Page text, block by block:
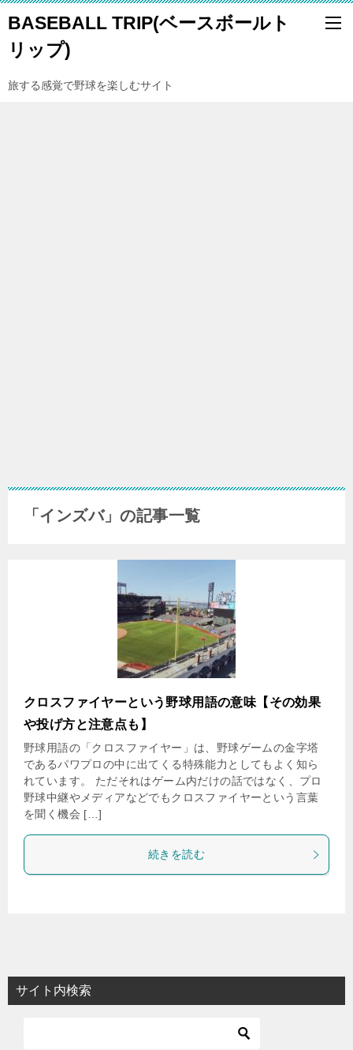
BASEBALL TRIP(ベースボールト
リップ)
旅する感覚で野球を楽しむサイト
「インズバ」の記事一覧
クロスファイヤーという野球用語の意味【その効果
や投げ方と注意点も】
野球用語の「クロスファイヤー」は、野球ゲームの金字塔
であるパワプロの中に出てくる特殊能力としてもよく知ら
れています。 ただそれはゲーム内だけの話ではなく、プロ
野球中継やメディアなどでもクロスファイヤーという言葉
を聞く機会 […]
続きを読む
サイト内検索